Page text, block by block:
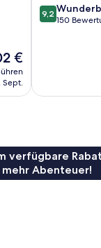
€
Sept.
9.2
von
9,2
150
verfügbare
Abenteuer!